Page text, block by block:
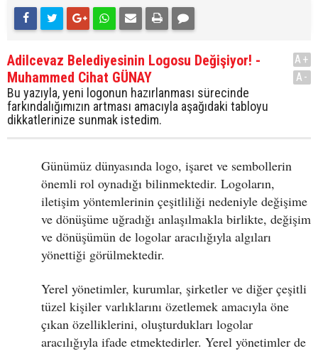
Adilcevaz Belediyesinin Logosu Değişiyor! -
Muhammed Cihat GÜNAY
Bu yazıyla, yeni logonun hazırlanması sürecinde
farkındalığımızın artması amacıyla aşağıdaki tabloyu
dikkatlerinize sunmak istedim.
A+
A-
Günümüz dünyasında logo, işaret ve sembollerin
önemli rol oynadığı bilinmektedir. Logoların,
iletişim yöntemlerinin çeşitliliği nedeniyle değişime
ve dönüşüme uğradığı anlaşılmakla birlikte, değişim
ve dönüşümün de logolar aracılığıyla algıları
yönettiği görülmektedir.
Yerel yönetimler, kurumlar, şirketler ve diğer çeşitli
tüzel kişiler varlıklarını özetlemek amacıyla öne
çıkan özelliklerini, oluşturdukları logolar
aracılığıyla ifade etmektedirler. Yerel yönetimler de